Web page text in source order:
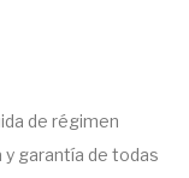
de régimen
garantía de todas